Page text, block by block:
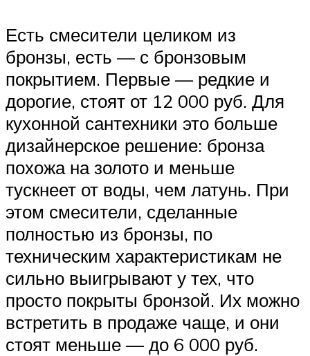
Есть смесители целиком из
бронзы, есть — с бронзовым
покрытием. Первые — редкие и
дорогие, стоят от 12 000 руб. Для
кухонной сантехники это больше
дизайнерское решение: бронза
похожа на золото и меньше
тускнеет от воды, чем латунь. При
этом смесители, сделанные
полностью из бронзы, по
техническим характеристикам не
сильно выигрывают у тех, что
просто покрыты бронзой. Их можно
встретить в продаже чаще, и они
стоят меньше — до 6 000 руб.